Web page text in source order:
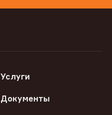
Услуги
Документы